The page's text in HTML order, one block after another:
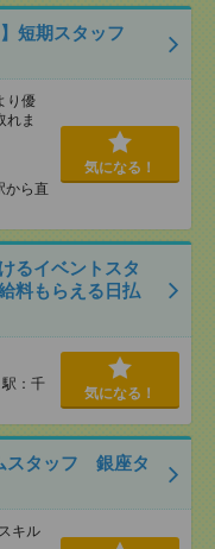
短期スタッフ
り優
れま
から直
気になる！
るイベントスタ
料もらえる日払
：千
気になる！
スタッフ 銀座タ
キル